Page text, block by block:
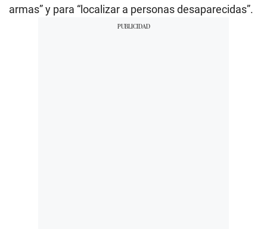
armas” y para “localizar a personas desaparecidas”.